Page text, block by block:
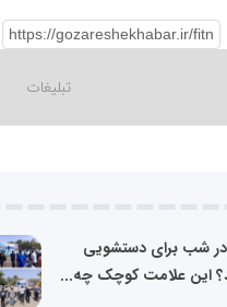
در شب برای دستشویی
این علامت کوچک چه...